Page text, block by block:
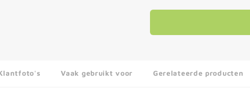
Vaak gebruikt voor Gerelateerde producten